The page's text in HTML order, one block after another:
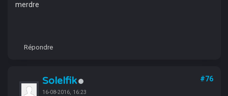
merdre
Répondre
Solelfik
16-08-2016, 16:23
#76